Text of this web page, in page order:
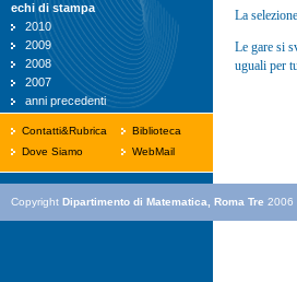
echi di stampa
2010
2009
2008
2007
anni precedenti
Contatti&Rubrica
Dove Siamo
Biblioteca
WebMail
La
Le gare si
uguali per
Copyright Dipartimento di Matematica, Roma Tre 2006